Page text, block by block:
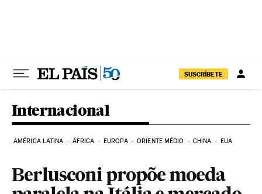
SUSCRÍBETE
Internacional
AMÉRICA LATINA ÁFRICA EUROPA ORIENTE MÉDIO CHINA EUA
Berlusconi propõe moeda